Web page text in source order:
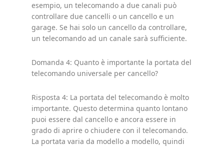
esempio, un telecomando a due canali può
controllare due cancelli o un cancello e un
garage. Se hai solo un cancello da controllare,
un telecomando ad un canale sarà sufficiente.
Domanda 4: Quanto è importante la portata del
telecomando universale per cancello?
Risposta 4: La portata del telecomando è molto
importante. Questo determina quanto lontano
puoi essere dal cancello e ancora essere in
grado di aprire o chiudere con il telecomando.
La portata varia da modello a modello, quindi